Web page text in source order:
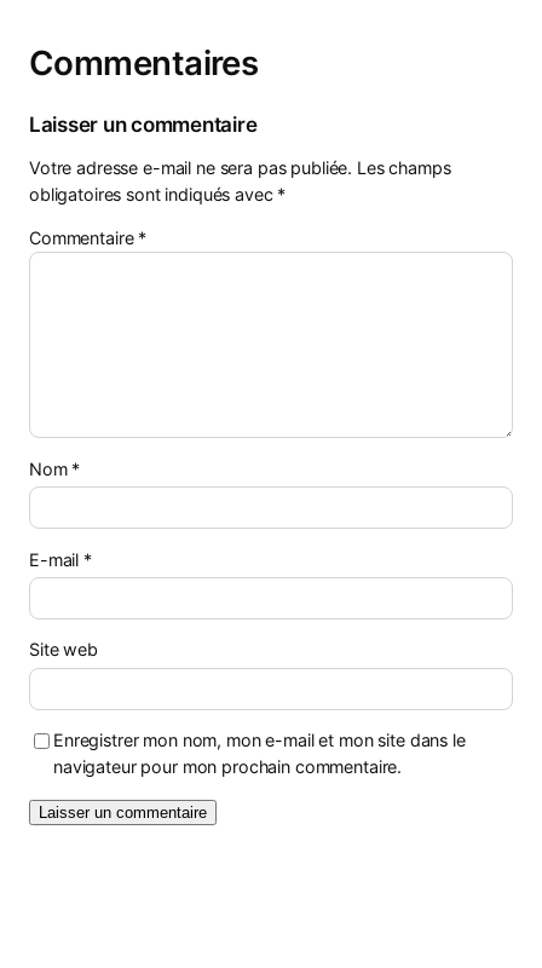
Commentaires
Laisser un commentaire
Votre adresse e-mail ne sera pas publiée. Les champs
obligatoires sont indiqués avec *
Commentaire *
Nom *
E-mail *
Site web
Enregistrer mon nom, mon e-mail et mon site dans le
navigateur pour mon prochain commentaire.